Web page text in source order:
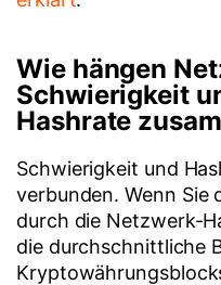
Wie hängen
Schwierigkeit
Hashrate
Schwierigkeit und
verbunden. Wenn
durch die Netzwerk-
die durchschnittliche